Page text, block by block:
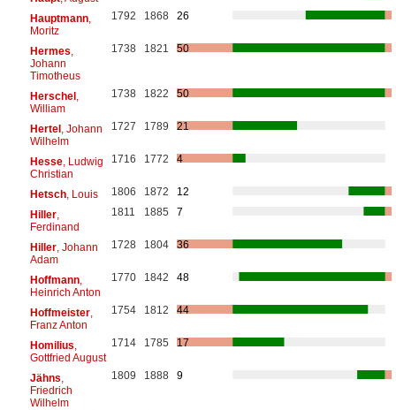
Hauptmann,
Moritz
1792 1868 26
Hermes
Johann
Timotheus
1738 1821 50
Herschel,
William
1738 1822 50
Hertel, Johann
Wilhelm
1727 1789 21
Hesse, Ludwig
Christian
1716 1772 4
Hetsch, Louis 1806 1872
12
Hiller,
Ferdinand
1811 1885 7
Hiller, Johann
Adam
1728 1804 36
Hoffmann,
Heinrich Anton
1770 1842 48
Hoffmeister,
Franz Anton
1754 1812 44
Homilius
Gottfried August
1714 1785 17
Jähns
Friedrich
Wilhelm
1809 1888 9